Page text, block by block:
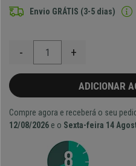
Envio GRÁTIS (3-5 dias)
- +
ADICIONAR
Compre agora e receberá o seu
12/08/2026 e o Sexta-feira 14